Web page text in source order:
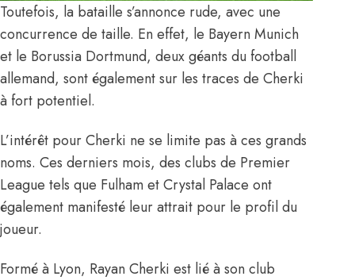
Toutefois, la bataille s’annonce rude, avec une
concurrence de taille. En effet, le Bayern Munich
et le Borussia Dortmund, deux géants du football
allemand, sont également sur les traces de Cherki
à fort potentiel.
L’intérêt pour Cherki ne se limite pas à ces grands
noms. Ces derniers mois, des clubs de Premier
League tels que Fulham et Crystal Palace ont
également manifesté leur attrait pour le profil du
joueur.
Formé à Lyon, Rayan Cherki est lié à son club